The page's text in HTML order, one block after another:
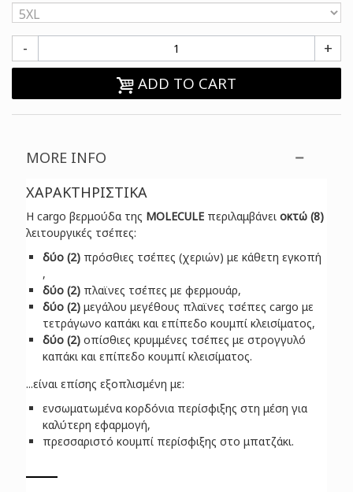
- +
ADD TO CART
MORE INFO
ΧΑΡΑΚΤΗΡΙΣΤΙΚΑ
H cargo βερμούδα της MOLECULE περιλαμβάνειοκτώ (8)
λειτουργικές τσέπες:
δύο (2) πρόσθιες τσέπες (χεριών) με κάθετη εγκοπή
,
δύο (2) πλαϊνες τσέπες με φερμουάρ,
δύο (2) μεγάλου μεγέθους πλαϊνες τσέπες cargo με
τετράγωνο καπάκι και επίπεδο κουμπί κλεισίματος,
δύο (2) οπίσθιες κρυμμένες τσέπες με στρογγυλό
καπάκι και επίπεδο κουμπί κλεισίματος.
...είναι επίσης εξοπλισμένη με:
ενσωματωμένα κορδόνια περίσφιξης στη μέση για
καλύτερη εφαρμογή,
πρεσσαριστό κουμπί περίσφιξης στo μπατζάκι.